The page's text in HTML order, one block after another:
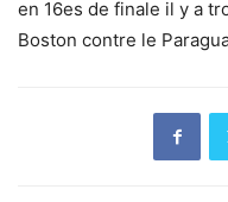
en 16es de finale il y a
Boston contre le